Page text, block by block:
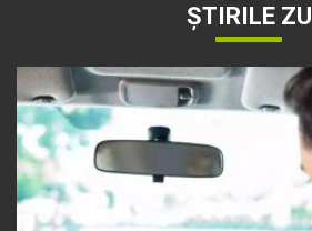
ȘTIRILE ZU